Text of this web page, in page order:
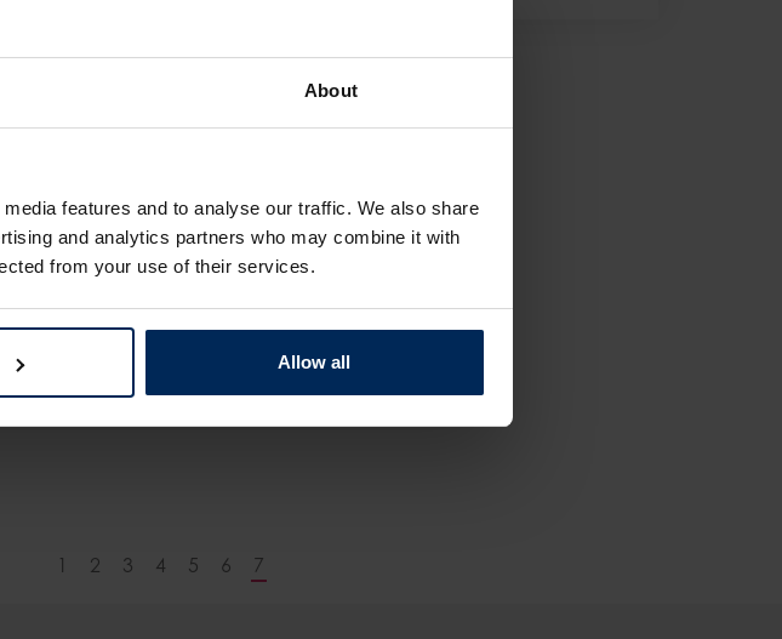
About
features and to analyse our traffic. We also share
and analytics partners who may combine it with
from your use of their services.
Allow all
1 2 3 4 5 6 7